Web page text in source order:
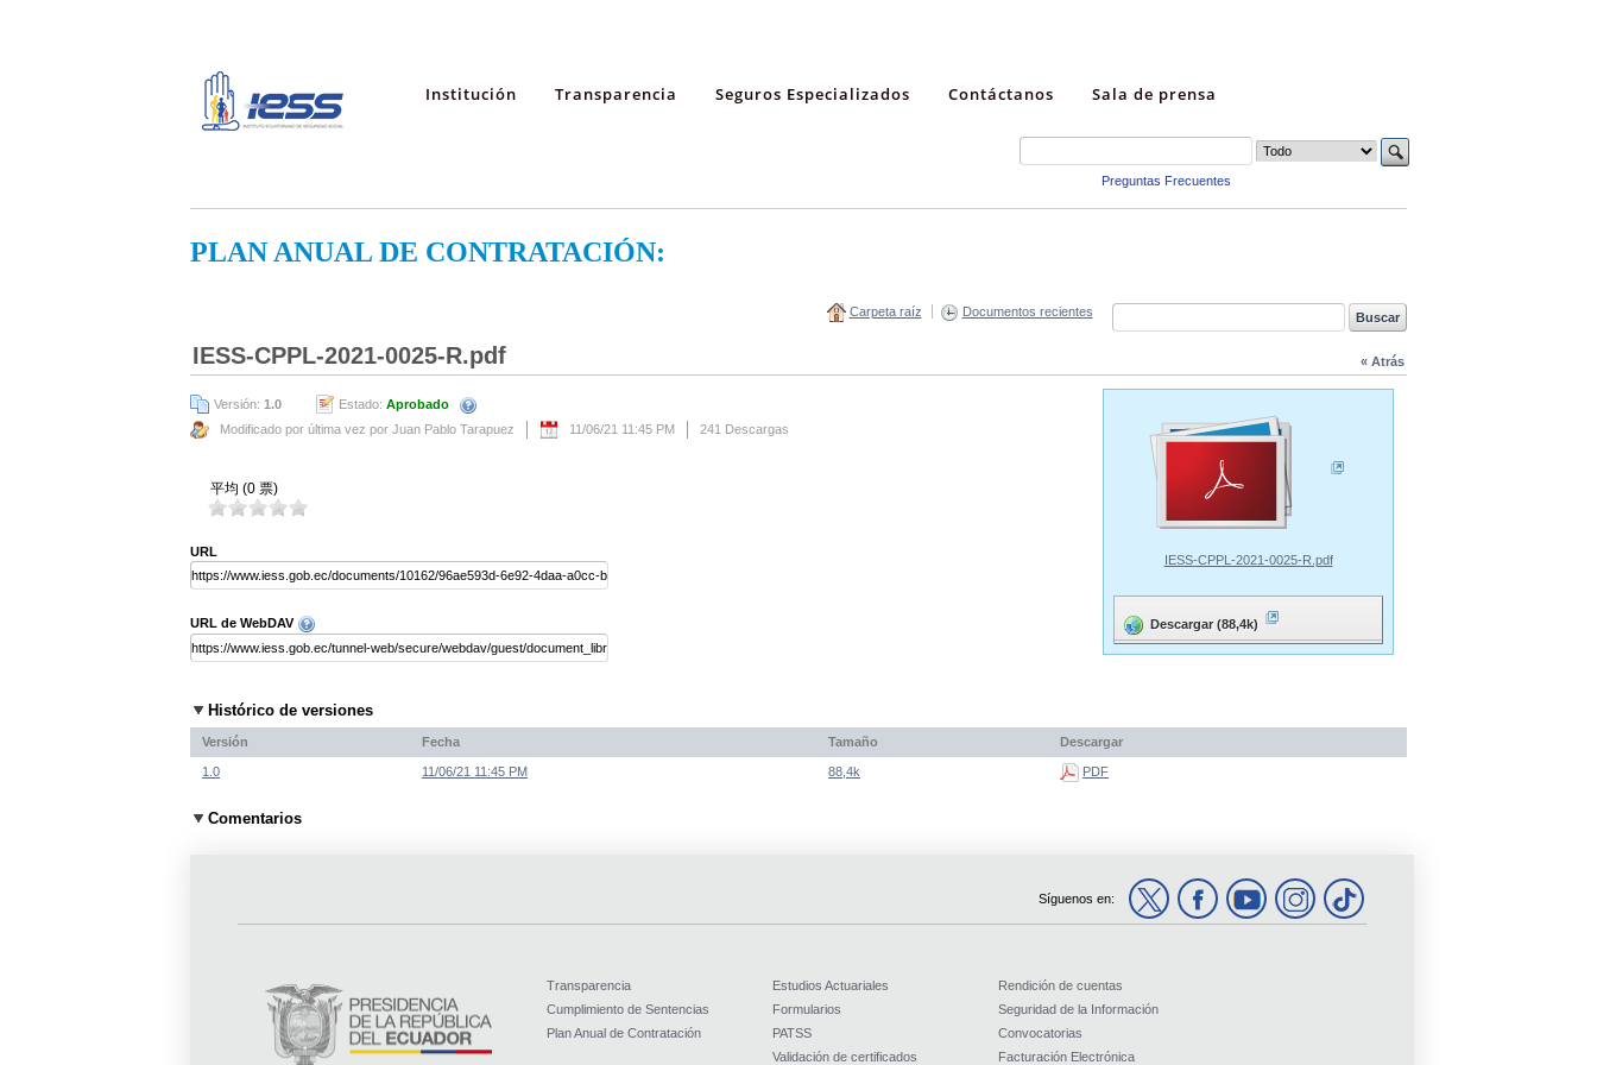
Institución Transparencia Seguros Especializados Contáctanos Sala de prensa
Preguntas Frecuentes
PLAN ANUAL DE CONTRATACIÓN:
Carpeta raíz Documentos recientes
« Atrás
IESS-CPPL-2021-0025-R.pdf
Versión: 1.0 Estado: Aprobado
Modificado por última vez por Juan Pablo Tarapuez
11/06/21 11:45 PM 241 Descargas
平均 (0 票)
URL
URL de WebDAV
IESS-CPPL-2021-0025-R.pdf
Descargar (88,4k)
Histórico de versiones
Versión Fecha Tamaño Descargar
1.0 11/06/21 11:45 PM 88,4k PDF
Comentarios
Síguenos en:
Transparencia
Cumplimiento de Sentencias
Plan Anual de Contratación
Estudios Actuariales
Formularios
PATSS
Validación de certificados
Rendición de cuentas
Seguridad de la Información
Convocatorias
Facturación Electrónica